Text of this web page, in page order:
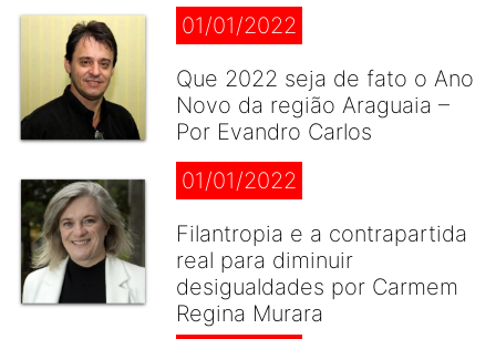
01/01/2022
Que 2022 seja de fato o Ano
Novo da região Araguaia –
Por Evandro Carlos
01/01/2022
Filantropia e a contrapartida
real para diminuir
desigualdades por Carmem
Regina Murara